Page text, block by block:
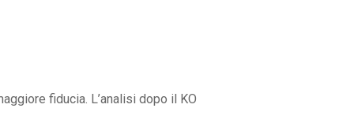
fiducia. L’analisi dopo il KO